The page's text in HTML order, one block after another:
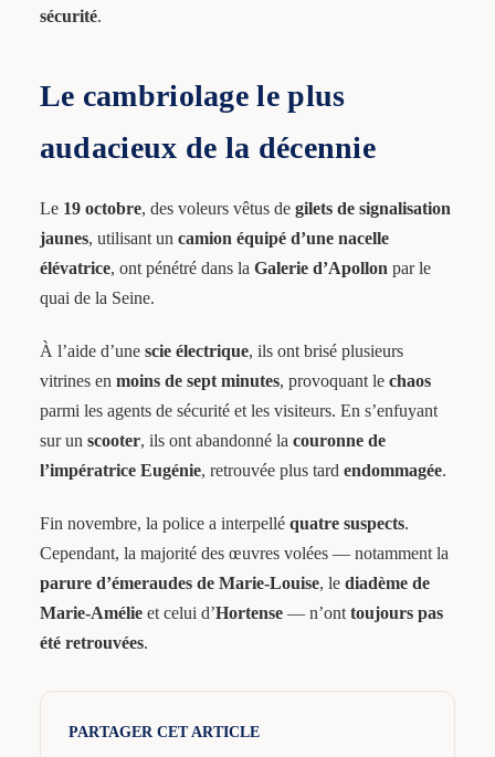
sécurité.
Le cambriolage le plus
audacieux de la décennie
Le 19 octobre, des voleurs vêtus de gilets de signalisation
jaunes, utilisant un camion équipé d’une nacelle
élévatrice, ont pénétré dans la Galerie d’Apollon par le
quai de la Seine.
À l’aide d’une scie électrique, ils ont brisé plusieurs
vitrines en moins de sept minutes, provoquant le chaos
parmi les agents de sécurité et les visiteurs. En s’enfuyant
sur un scooter, ils ont abandonné la couronne de
l’impératrice Eugénie, retrouvée plus tard endommagée.
Fin novembre, la police a interpellé quatre suspects.
Cependant, la majorité des œuvres volées — notamment la
parure d’émeraudes de Marie-Louise, le diadème de
Marie-Amélieet celui d’Hortense— n’ont toujours pas
été retrouvées.
PARTAGER CET ARTICLE